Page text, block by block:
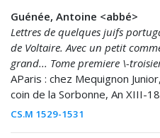
Guénée, Antoine <abbé>
Lettres de quelques juifs
de Voltaire. Avec un petit
grand... Tome premiere \-
AParis : chez Mequignon
coin de la Sorbonne, An XIII-
CS.M 1529-1531